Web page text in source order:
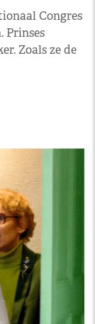
Congres
Prinses
Zoals ze de